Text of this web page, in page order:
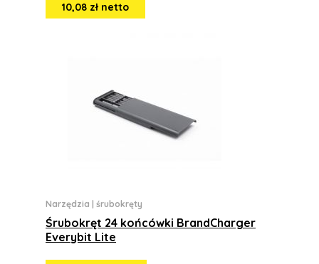
10,08 zł netto
Narzędzia śrubokręty
Śrubokręt 24 końcówki BrandCharger
Everybit Lite